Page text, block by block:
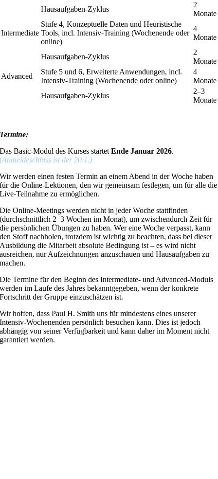
Hausaufgaben-Zyklus
2
Monate
Intermediate
Stufe 4, Konzeptuelle Daten und Heuristische
Tools, incl. Intensiv-Training (Wochenende oder
online)
4
Monate
Hausaufgaben-Zyklus
2
Monate
Advanced
Stufe 5 und 6, Erweiterte Anwendungen, incl.
Intensiv-Training (Wochenende oder online)
4
Monate
Hausaufgaben-Zyklus
2–3
Monate
Termine:
Das Basic-Modul des Kurses startetEnde Januar 2026.
(Anmeldeschluss ist der 20.1.)
Wir werden einen festen Termin an einem Abend in der Woche haben
für die Online-Lektionen, den wir gemeinsam festlegen, um für alle die
Live-Teilnahme zu ermöglichen.
Die Online-Meetings werden nicht in jeder Woche stattfinden
(durchschnittlich 2–3 Wochen im Monat), um zwischendurch Zeit für
die persönlichen Übungen zu haben. Wer eine Woche verpasst, kann
den Stoff nachholen, trotzdem ist wichtig zu beachten, dass bei dieser
Ausbildung die Mitarbeit absolute Bedingung ist – es wird nicht
ausreichen, nur Aufzeichnungen anzuschauen und Hausaufgaben zu
machen.
Die Termine für den Beginn des Intermediate- und Advanced-Moduls
werden im Laufe des Jahres bekanntgegeben, wenn der konkrete
Fortschritt der Gruppe einzuschätzen ist.
Wir hoffen, dass Paul H. Smith uns für mindestens eines unserer
Intensiv-Wochenenden persönlich besuchen kann. Dies ist jedoch
abhängig von seiner Verfügbarkeit und kann daher im Moment nicht
garantiert werden.